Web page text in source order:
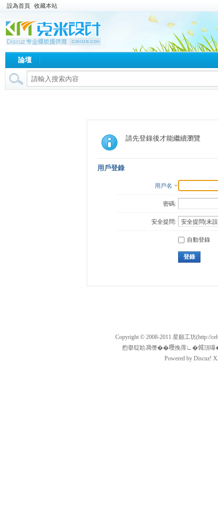
設為首頁 收藏本站
論壇
請先登錄後才能繼續瀏覽
用戶登錄
用戶名
密碼:
安全提問:
自動登錄
登錄
Copyright © 2008-2011星願工坊(http://
憌擧聢韐凋僭��𡃏挽霈∟�𠉛頂嚗
Powered by Discuz!